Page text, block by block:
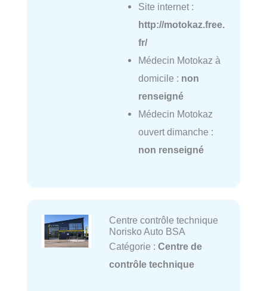
Site internet :
http://motokaz.free.
fr/
Médecin Motokaz à
domicile : non
renseigné
Médecin Motokaz
ouvert dimanche :
non renseigné
Centre contrôle technique
Norisko Auto BSA
Catégorie : Centre de
contrôle technique